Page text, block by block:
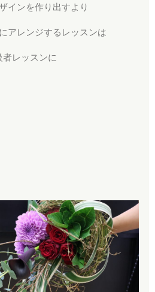
インを作り出すより
アレンジするレッスンは
者レッスンに